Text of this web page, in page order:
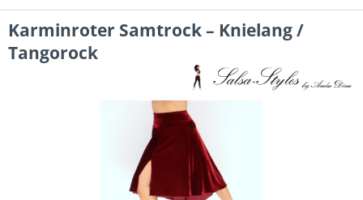
Karminroter Samtrock – Knielang /
Tangorock